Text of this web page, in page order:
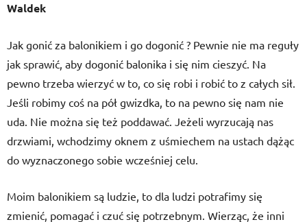
Waldek
Jak gonić za balonikiem i go dogonić ? Pewnie nie ma reguły
jak sprawić, aby dogonić balonika i się nim cieszyć. Na
pewno trzeba wierzyć w to, co się robi i robić to z całych sił.
Jeśli robimy coś na pół gwizdka, to na pewno się nam nie
uda. Nie można się też poddawać. Jeżeli wyrzucają nas
drzwiami, wchodzimy oknem z uśmiechem na ustach dążąc
do wyznaczonego sobie wcześniej celu.
Moim balonikiem są ludzie, to dla ludzi potrafimy się
zmienić, pomagać i czuć się potrzebnym. Wierząc, że inni